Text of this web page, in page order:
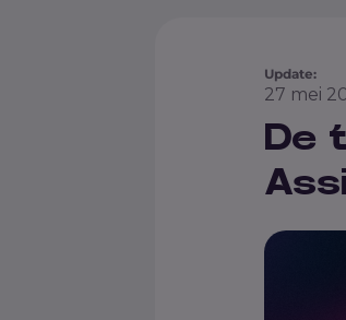
Update:
27 mei
De